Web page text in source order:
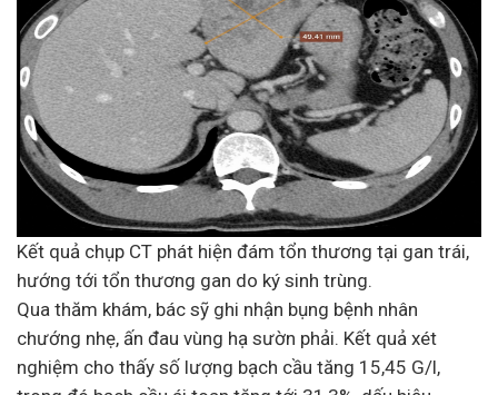
Kết quả chụp CT phát hiện đám tổn thương tại gan trái,
hướng tới tổn thương gan do ký sinh trùng.
Qua thăm khám, bác sỹ ghi nhận bụng bệnh nhân
chướng nhẹ, ấn đau vùng hạ sườn phải. Kết quả xét
nghiệm cho thấy số lượng bạch cầu tăng 15,45 G/l,